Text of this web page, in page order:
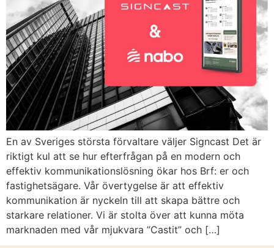
En av Sveriges största förvaltare väljer Signcast Det är
riktigt kul att se hur efterfrågan på en modern och
effektiv kommunikationslösning ökar hos Brf: er och
fastighetsägare. Vår övertygelse är att effektiv
kommunikation är nyckeln till att skapa bättre och
starkare relationer. Vi är stolta över att kunna möta
marknaden med vår mjukvara ”Castit” och […]